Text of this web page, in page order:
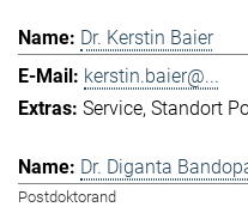
Dr. Kerstin Baier
kerstin.baier@...
Service Standort
Dr. Diganta
Postdoktorand